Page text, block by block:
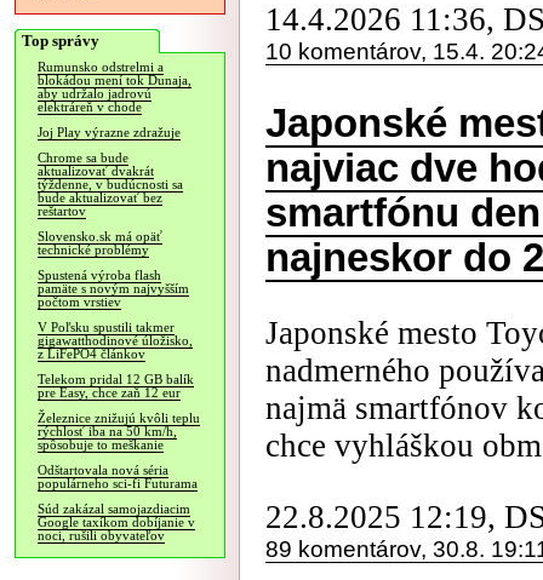
Top správy
Rumunsko odstrelmi a
blokádou mení tok Dunaja,
aby udržalo jadrovú
elektráreň v chode
Joj Play výrazne zdražuje
Chrome sa bude
aktualizovať dvakrát
týždenne, v budúcnosti sa
bude aktualizovať bez
reštartov
Slovensko.sk má opäť
technické problémy
Spustená výroba flash
pamäte s novým najvyšším
počtom vrstiev
V Poľsku spustili takmer
gigawatthodinové úložisko,
z LiFePO4 článkov
Telekom pridal 12 GB balík
pre Easy, chce zaň 12 eur
Železnice znižujú kvôli teplu
rýchlosť iba na 50 km/h,
spôsobuje to meškanie
Odštartovala nová séria
populárneho sci-fi Futurama
Súd zakázal samojazdiacim
Google taxíkom dobíjanie v
noci, rušili obyvateľov
14.4.2026 11:36,
10 komentárov, 15.4.
Japonské
najviac dve
smartfónu
najneskor do
Japonské mesto
nadmerného
najmä smartfónov
chce vyhláškou
22.8.2025 12:19,
89 komentárov, 30.8.